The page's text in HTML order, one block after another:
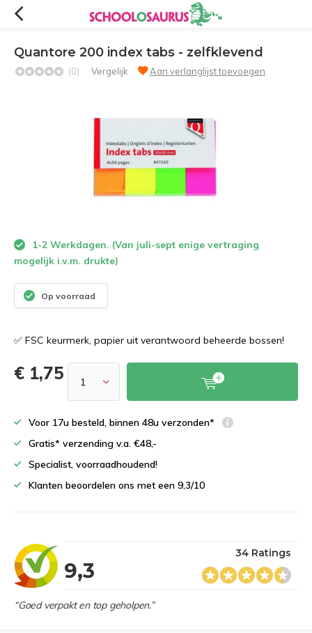
Quantore 200 index tabs - zelfklevend
(0) Vergelijk Aan verlanglijst toevoegen
1-2 Werkdagen. (Van juli-sept enige vertraging
mogelijk i.v.m. drukte)
Op voorraad
✅ FSC keurmerk, papier uit verantwoord beheerde bossen!
€ 1,75
Voor 17u besteld, binnen 48u verzonden*
Gratis* verzending v.a. €48,-
Specialist, voorraadhoudend!
Klanten beoordelen ons met een 9,3/10
9,3
34 Ratings
“Goed verpakt en top geholpen.”